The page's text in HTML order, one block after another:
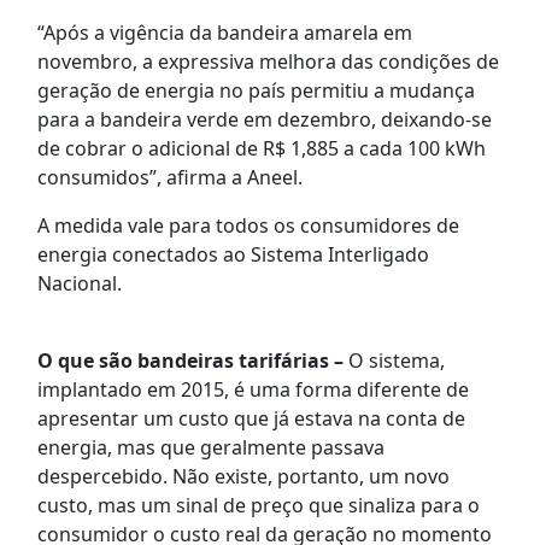
“Após a vigência da bandeira amarela em
novembro, a expressiva melhora das condições de
geração de energia no país permitiu a mudança
para a bandeira verde em dezembro, deixando-se
de cobrar o adicional de R$ 1,885 a cada 100 kWh
consumidos”, afirma a Aneel.
A medida vale para todos os consumidores de
energia conectados ao Sistema Interligado
Nacional.
O que são bandeiras tarifárias – O sistema,
implantado em 2015, é uma forma diferente de
apresentar um custo que já estava na conta de
energia, mas que geralmente passava
despercebido. Não existe, portanto, um novo
custo, mas um sinal de preço que sinaliza para o
consumidor o custo real da geração no momento